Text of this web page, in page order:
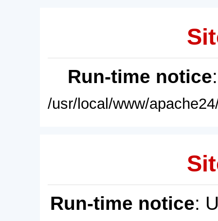
Run-time notice
/usr/local/www/
Run-time notice: